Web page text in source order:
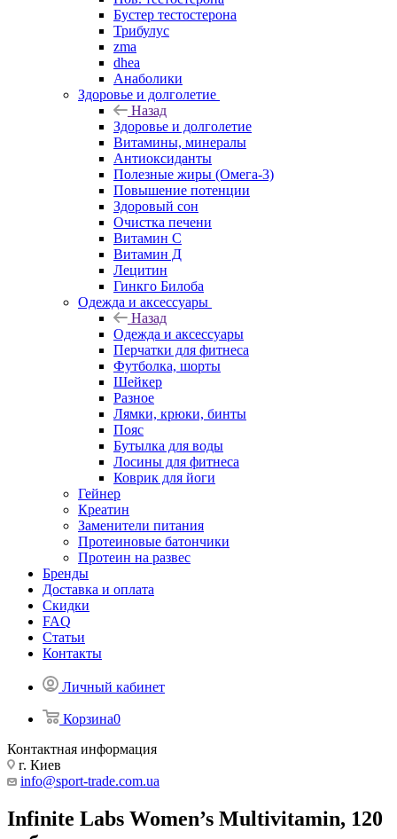
Бустер тестостерона
Трибулус
zma
dhea
Анаболики
Здоровье и долголетие
Назад
Здоровье и долголетие
Витамины, минералы
Антиоксиданты
Полезные жиры (Омега-3)
Повышение потенции
Здоровый сон
Очистка печени
Витамин С
Витамин Д
Лецитин
Гинкго Билоба
Одежда и аксессуары
Назад
Одежда и аксессуары
Перчатки для фитнеса
Футболка, шорты
Шейкер
Разное
Лямки, крюки, бинты
Пояс
Бутылка для воды
Лосины для фитнеса
Коврик для йоги
Гейнер
Креатин
Заменители питания
Протеиновые батончики
Протеин на развес
Бренды
Доставка и оплата
Скидки
FAQ
Статьи
Контакты
Личный кабинет
Корзина0
Контактная информация
г. Киев
info@sport-trade.com.ua
Infinite Labs Women’s Multivitamin, 120